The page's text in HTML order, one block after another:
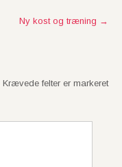
Ny kost og træning →
Krævede felter er markeret